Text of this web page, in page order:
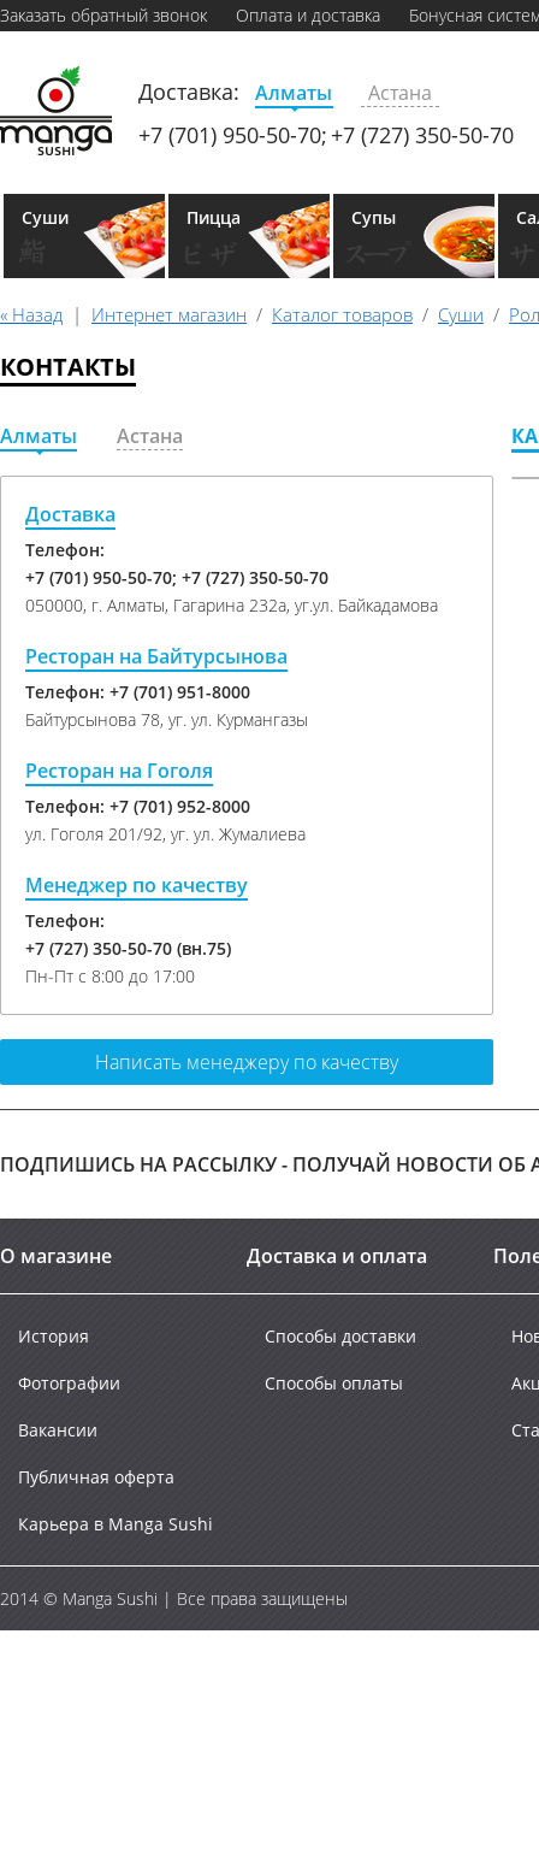
Заказать обратный звонок Оплата и доставка Бонусная
Доставка: Алматы Астана
+7 (701) 950-50-70; +7 (727) 350-50-70
Суши Пицца Супы
« Назад | Интернет магазин / Каталог товаров / Суши /
КОНТАКТЫ
Алматы Астана
Доставка
Телефон:
+7 (701) 950-50-70; +7 (727) 350-50-70
050000, г. Алматы, Гагарина 232а, уг.ул. Байкадамова
Ресторан на Байтурсынова
Телефон: +7 (701) 951-8000
Байтурсынова 78, уг. ул. Курмангазы
Ресторан на Гоголя
Телефон: +7 (701) 952-8000
ул. Гоголя 201/92, уг. ул. Жумалиева
Менеджер по качеству
Телефон:
+7 (727) 350-50-70 (вн.75)
Пн-Пт с 8:00 до 17:00
Написать менеджеру по качеству
ПОДПИШИСЬ НА РАССЫЛКУ - ПОЛУЧАЙ НОВОСТИ ОБ
О магазине Доставка и оплата
История
Фотографии
Вакансии
Публичная оферта
Карьера в Manga Sushi
Способы доставки
Способы оплаты
2014 © Manga Sushi | Все права защищены